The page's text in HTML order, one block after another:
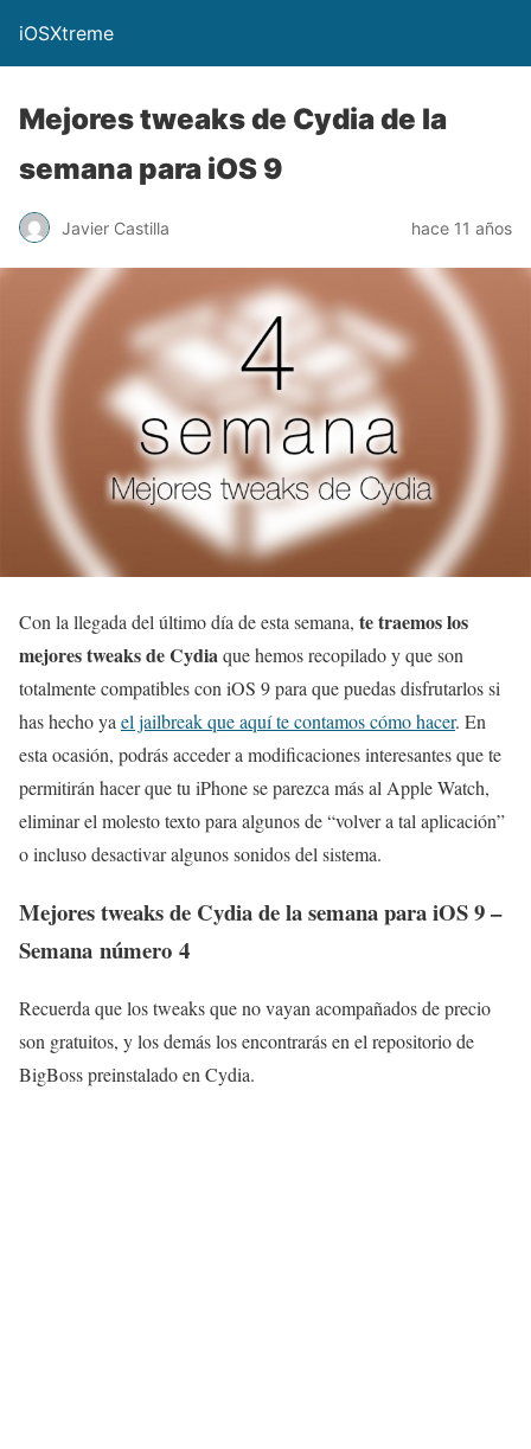
iOSXtreme
Mejores tweaks de Cydia de la
semana para iOS 9
Javier Castilla hace 11 años
Con la llegada del último día de esta semana, te traemos los
mejores tweaks de Cydiaque hemos recopilado y que son
totalmente compatibles con iOS 9 para que puedas disfrutarlos si
has hecho yael jailbreak que aquí te contamos cómo hacer. En
esta ocasión, podrás acceder a modificaciones interesantes que te
permitirán hacer que tu iPhone se parezca más al Apple Watch,
eliminar el molesto texto para algunos de “volver a tal aplicación”
o incluso desactivar algunos sonidos del sistema.
Mejores tweaks de Cydia de la semana para iOS 9 –
Semana número 4
Recuerda que los tweaks que no vayan acompañados de precio
son gratuitos, y los demás los encontrarás en el repositorio de
BigBoss preinstalado en Cydia.